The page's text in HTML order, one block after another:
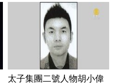
太子集團二號人物胡小偉